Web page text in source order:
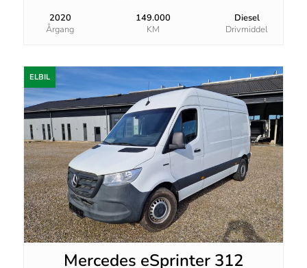
2020
Årgang
149.000
KM
Diesel
Drivmiddel
ELBIL
Mercedes eSprinter 312